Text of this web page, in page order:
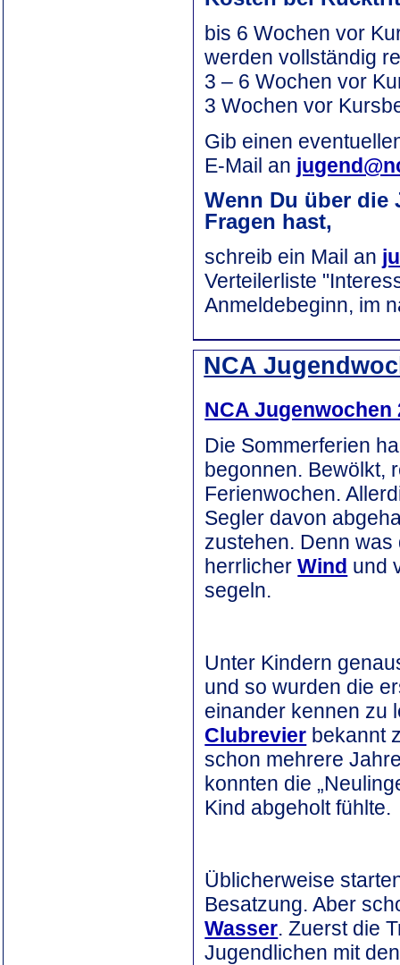
bis 6 Wochen vor
werden vollständig
3 – 6 Wochen vor
3 Wochen vor
Gib einen
E-Mail an
Wenn Du über
Fragen hast,
schreib ein Mail an
Verteilerliste
Anmeldebeginn, im
NCA
NCA Jugenwochen
Die Sommerferien
begonnen. Bewölkt,
Ferienwochen.
Segler davon
zustehen. Denn
herrlicherWind und
segeln.
Unter Kindern
und so wurden die
einander kennen zu
Clubrevier bekannt
schon mehrere
konnten die
Kind abgeholt fühlte.
Üblicherweise
Besatzung. Aber
Wasser. Zuerst die
Jugendlichen mit